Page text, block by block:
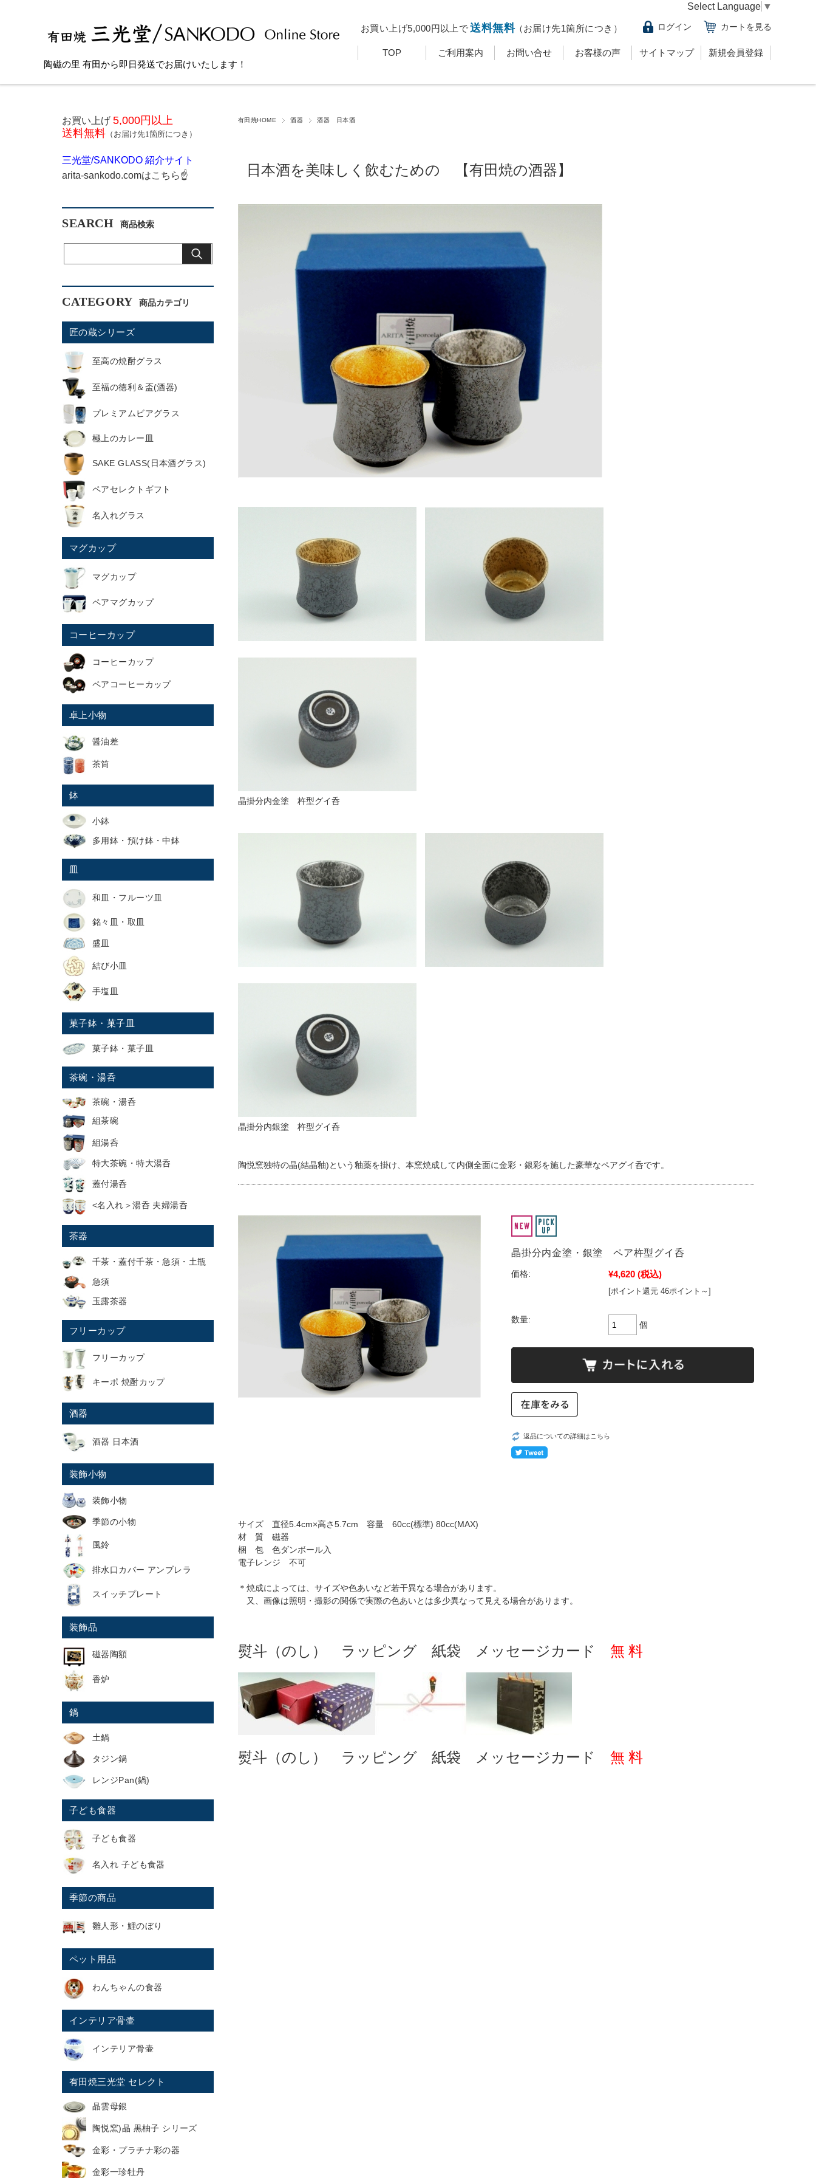
陶磁の里 有田から即日発送でお届けいたします！
お買い上げ5,000円以上で送料無料（お届け先1箇所につき） ログイン カートを見る
TOP ご利用案内 お問い合せ お客様の声 サイトマップ 新規会員登録
Select Language ▼
有田焼HOME 酒器 酒器 日本酒
日本酒を美味しく飲むための 【有田焼の酒器】
晶掛分内金塗 杵型グイ呑
晶掛分内銀塗 杵型グイ呑
陶悦窯独特の晶(結晶釉)という釉薬を掛け、本窯焼成して内側全面に金彩・銀彩を施した豪華なペアグイ呑です。
晶掛分内金塗・銀塗 ペア杵型グイ呑
価格: ¥4,620 (税込)
[ポイント還元 46ポイント～]
数量:
個
返品についての詳細はこちら
サイズ 直径5.4cm×高さ5.7cm 容量 60cc(標準) 80cc(MAX)
材 質 磁器
梱 包 色ダンボール入
電子レンジ 不可
＊焼成によっては、サイズや色あいなど若干異なる場合があります。
又、画像は照明・撮影の関係で実際の色あいとは多少異なって見える場合があります。
熨斗（のし） ラッピング 紙袋 メッセージカード 無 料
熨斗（のし） ラッピング 紙袋 メッセージカード 無 料
お買い上げ 5,000円以上
送料無料 （お届け先1箇所につき）
三光堂/SANKODO 紹介サイト
arita-sankodo.comはこちら☝
SEARCH
CATEGORY
匠の蔵シリーズ
至高の焼酎グラス
至福の徳利＆盃(酒器)
プレミアムビアグラス
極上のカレー皿
SAKE GLASS(日本酒グラス)
ペアセレクトギフト
名入れグラス
マグカップ
マグカップ
ペアマグカップ
コーヒーカップ
コーヒーカップ
ペアコーヒーカップ
卓上小物
醤油差
茶筒
鉢
小鉢
多用鉢・預け鉢・中鉢
皿
和皿・フルーツ皿
銘々皿・取皿
盛皿
結び小皿
手塩皿
菓子鉢・菓子皿
菓子鉢・菓子皿
茶碗・湯呑
茶碗・湯呑
組茶碗
組湯呑
特大茶碗・特大湯呑
蓋付湯呑
<名入れ＞湯呑 夫婦湯呑
茶器
千茶・蓋付千茶・急須・土瓶
急須
玉露茶器
フリーカップ
フリーカップ
キーポ 焼酎カップ
酒器
酒器 日本酒
装飾小物
装飾小物
季節の小物
風鈴
排水口カバー アンブレラ
スイッチプレート
装飾品
磁器陶額
香炉
鍋
土鍋
タジン鍋
レンジPan(鍋)
子ども食器
子ども食器
名入れ 子ども食器
季節の商品
雛人形・鯉のぼり
ペット用品
わんちゃんの食器
インテリア骨壷
インテリア骨壷
有田焼三光堂 セレクト
晶雲母銀
陶悦窯)晶 黒柚子 シリーズ
金彩・プラチナ彩の器
金彩一珍牡丹